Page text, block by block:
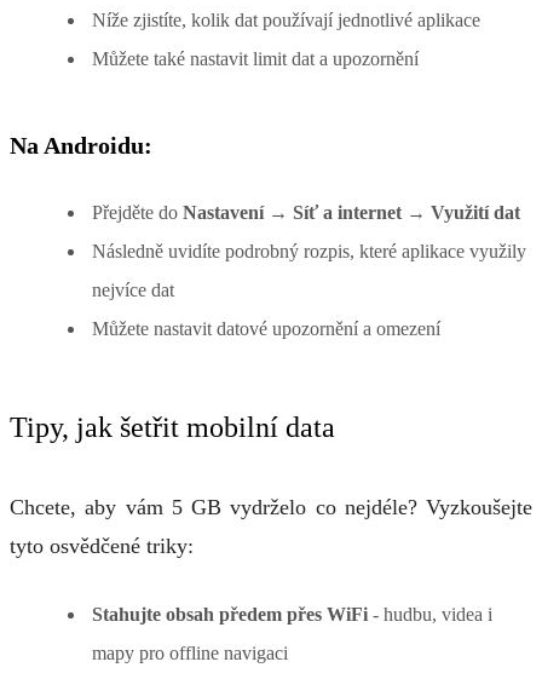
Níže zjistíte, kolik dat používají jednotlivé aplikace
Můžete také nastavit limit dat a upozornění
Na Androidu:
Přejděte do Nastavení → Síť a internet → Využití dat
Následně uvidíte podrobný rozpis, které aplikace využily
nejvíce dat
Můžete nastavit datové upozornění a omezení
Tipy, jak šetřit mobilní data
Chcete, aby vám 5 GB vydrželo co nejdéle? Vyzkoušejte
tyto osvědčené triky:
Stahujte obsah předem přes WiFi - hudbu, videa i
mapy pro offline navigaci